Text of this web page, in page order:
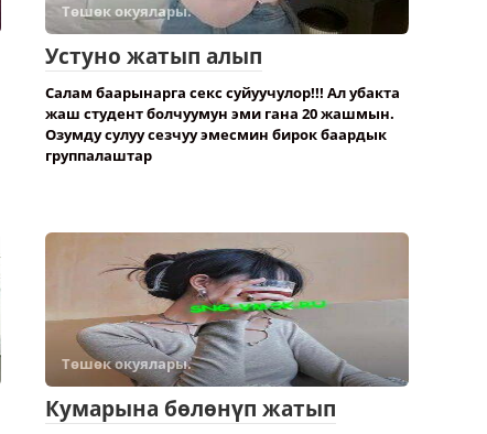
Төшөк окуялары.
Устуно жатып алып
Салам баарынарга секс суйуучулор!!! Ал убакта
жаш студент болчуумун эми гана 20 жашмын.
Озумду сулуу сезчуу эмесмин бирок баардык
группалаштар
Төшөк окуялары.
Кумарына бөлөнүп жатып